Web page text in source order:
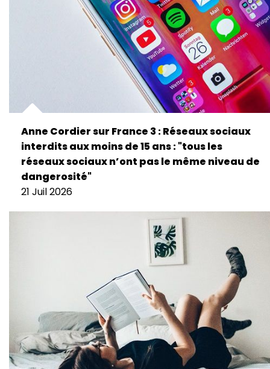
Anne Cordier sur France 3 : Réseaux sociaux
interdits aux moins de 15 ans : "tous les
réseaux sociaux n’ont pas le même niveau de
dangerosité"
21 Juil 2026